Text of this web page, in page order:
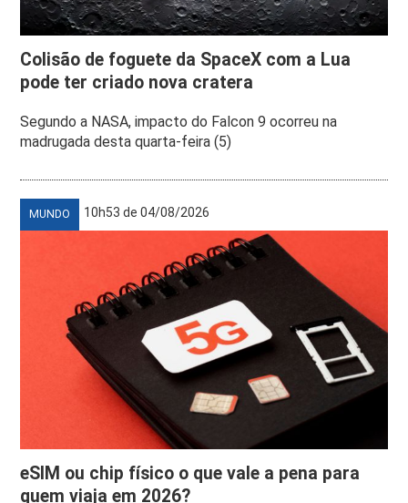
Colisão de foguete da SpaceX com a Lua
pode ter criado nova cratera
Segundo a NASA, impacto do Falcon 9 ocorreu na
madrugada desta quarta-feira (5)
MUNDO 10h53 de 04/08/2026
eSIM ou chip físico o que vale a pena para
quem viaja em 2026?